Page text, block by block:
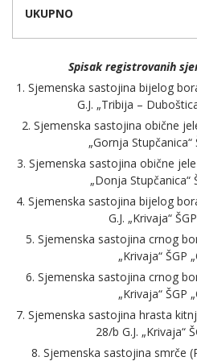
UKUPNO
Spisak registrovanih
1. Sjemenska sastojina bijelog
G.J. „Tribija –
2. Sjemenska sastojina obične
„Gornja Stupčanica“
3. Sjemenska sastojina obične
„Donja Stupčanica“
4. Sjemenska sastojina bijelog
G.J. „Krivaja“
5. Sjemenska sastojina crnog
„Krivaja“ ŠGP
6. Sjemenska sastojina crnog
„Krivaja“ ŠGP
7. Sjemenska sastojina hrasta
28/b G.J. „Krivaja“
8. Sjemenska sastojina smrče